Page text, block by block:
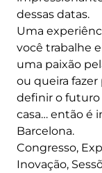
dessas datas.
Uma
você trabalhe
uma paixão
ou queira fazer
definir o futuro
casa… então é
Barcelona.
Congresso,
Inovação,